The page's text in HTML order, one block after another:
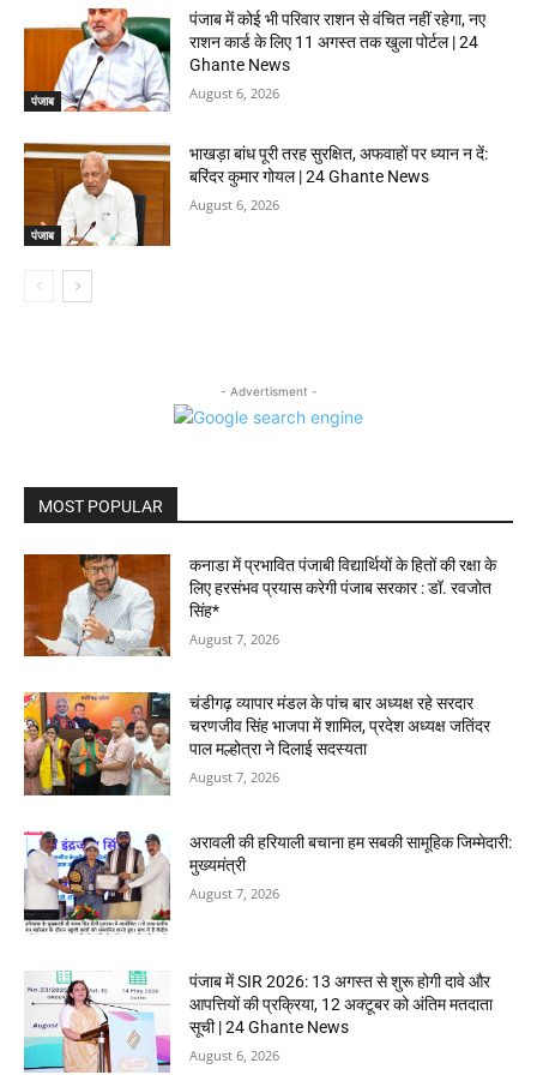
पंजाब
पंजाब में कोई भी परिवार राशन से वंचित नहीं रहेगा, नए
राशन कार्ड के लिए 11 अगस्त तक खुला पोर्टल | 24
Ghante News
August 6, 2026
पंजाब
भाखड़ा बांध पूरी तरह सुरक्षित, अफवाहों पर ध्यान न दें:
बरिंदर कुमार गोयल | 24 Ghante News
August 6, 2026
- Advertisment -
MOST POPULAR
कनाडा में प्रभावित पंजाबी विद्यार्थियों के हितों की रक्षा के
लिए हरसंभव प्रयास करेगी पंजाब सरकार : डॉ. रवजोत
सिंह*
August 7, 2026
चंडीगढ़ व्यापार मंडल के पांच बार अध्यक्ष रहे सरदार
चरणजीव सिंह भाजपा में शामिल, प्रदेश अध्यक्ष जतिंदर
पाल मल्होत्रा ने दिलाई सदस्यता
August 7, 2026
अरावली की हरियाली बचाना हम सबकी सामूहिक जिम्मेदारी:
मुख्यमंत्री
August 7, 2026
पंजाब में SIR 2026: 13 अगस्त से शुरू होगी दावे और
आपत्तियों की प्रक्रिया, 12 अक्टूबर को अंतिम मतदाता
सूची | 24 Ghante News
August 6, 2026